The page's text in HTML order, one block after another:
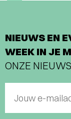
NIEUWS EN
WEEK IN JE
ONZE
Jouw e-